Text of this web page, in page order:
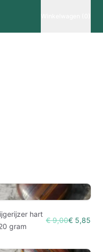
hart
gram
€ 9,00€ 5,85